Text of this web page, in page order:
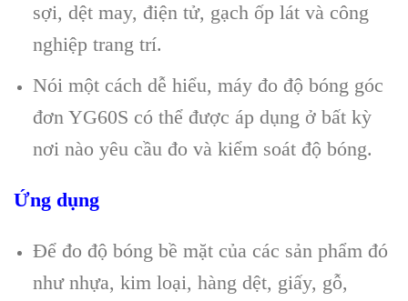
sợi, dệt may, điện tử, gạch ốp lát và công
nghiệp trang trí.
Nói một cách dễ hiểu, máy đo độ bóng góc
đơn YG60S có thể được áp dụng ở bất kỳ
nơi nào yêu cầu đo và kiểm soát độ bóng.
Ứng dụng
Để đo độ bóng bề mặt của các sản phẩm đó
như nhựa, kim loại, hàng dệt, giấy, gỗ,